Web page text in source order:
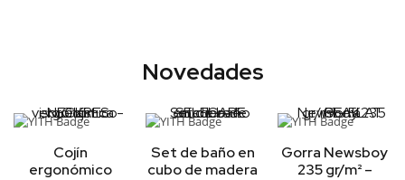
Novedades
Cojín
ergonómico
Set de baño en
cubo de madera
Gorra Newsboy
235 gr/m² –